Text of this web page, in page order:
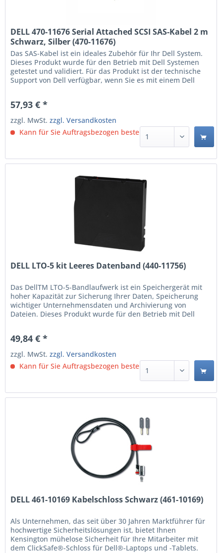
DELL 470-11676 Serial Attached SCSI SAS-Kabel 2 m
Schwarz, Silber (470-11676)
Das SAS-Kabel ist ein ideales Zubehör für Ihr Dell System.
Dieses Produkt wurde für den Betrieb mit Dell Systemen
getestet und validiert. Für das Produkt ist der technische
Support von Dell verfügbar, wenn Sie es mit einem Dell
57,93 € *
zzgl. MwSt.zzgl. Versandkosten
Kann für Sie Auftragsbezogen bestellt werden.
DELL LTO-5 kit Leeres Datenband (440-11756)
Das DellTM LTO-5-Bandlaufwerk ist ein Speichergerät mit
hoher Kapazität zur Sicherung Ihrer Daten, Speicherung
wichtiger Unternehmensdaten und Archivierung von
Dateien. Dieses Produkt wurde für den Betrieb mit Dell
kann. Für das Produkt ist der technische...
49,84 € *
zzgl. MwSt.zzgl. Versandkosten
Kann für Sie Auftragsbezogen bestellt werden.
DELL 461-10169 Kabelschloss Schwarz (461-10169)
Als Unternehmen, das seit über 30 Jahren Marktführer für
hochwertige Sicherheitslösungen ist, bietet Ihnen
Kensington mühelose Sicherheit für Ihre Mitarbeiter mit
dem ClickSafe®-Schloss für Dell®-Laptops und -Tablets.